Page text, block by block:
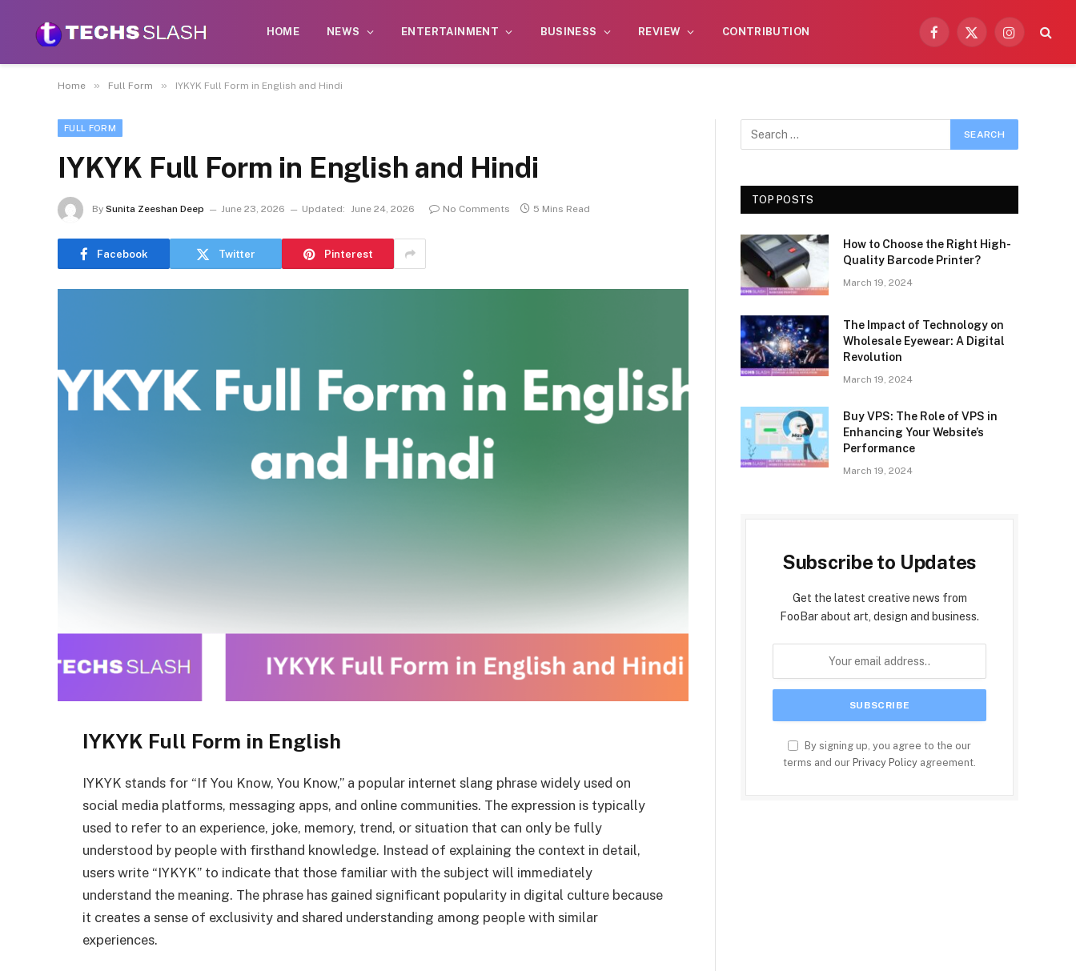
HOME NEWS ENTERTAINMENT BUSINESS REVIEW CONTRIBUTION
Facebook
X
Instagram
Home » Full Form » IYKYK Full Form in English and Hindi
FULL FORM
IYKYK Full Form in English and Hindi
By Sunita Zeeshan Deep June 23, 2026 Updated: June 24, 2026 No Comments 5 Mins Read
Facebook Twitter Pinterest
IYKYK Full Form in English
IYKYK stands for “If You Know, You Know,” a popular internet slang phrase widely used on
social media platforms, messaging apps, and online communities. The expression is typically
used to refer to an experience, joke, memory, trend, or situation that can only be fully
understood by people with firsthand knowledge. Instead of explaining the context in detail,
users write “IYKYK” to indicate that those familiar with the subject will immediately
understand the meaning. The phrase has gained significant popularity in digital culture because
it creates a sense of exclusivity and shared understanding among people with similar
experiences.
TOP POSTS
How to Choose the Right High-
Quality Barcode Printer?
March 19, 2024
The Impact of Technology on
Wholesale Eyewear: A Digital
Revolution
March 19, 2024
Buy VPS: The Role of VPS in
Enhancing Your Website’s
Performance
March 19, 2024
Subscribe to Updates
Get the latest creative news from
FooBar about art, design and business.
By signing up, you agree to the our
terms and our Privacy Policy agreement.